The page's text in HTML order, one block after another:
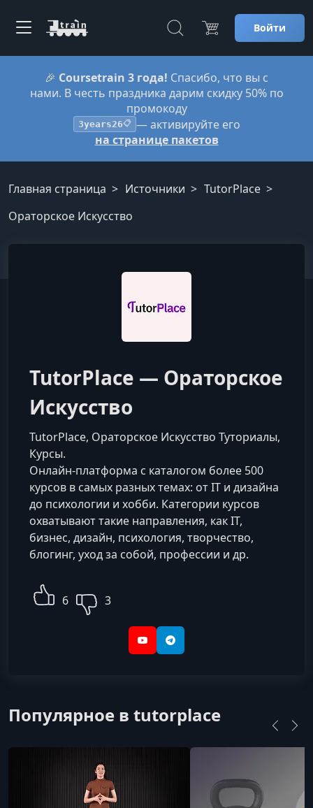
Войти
🎉 Coursetrain 3 года! Спасибо, что вы с
нами. В честь праздника дарим скидку 50% по
промокоду
3years26📋 — активируйте его
на странице пакетов
Главная страница Источники
TutorPlace
Ораторское Искусство
TutorPlace — Ораторское
Искусство
TutorPlace, Ораторское Искусство Туториалы,
Курсы.
Онлайн-платформа с каталогом более 500
курсов в самых разных темах: от IT и дизайна
до психологии и хобби. Категории курсов
охватывают такие направления, как IT,
бизнес, дизайн, психология, творчество,
блогинг, уход за собой, профессии и др.
6 3
YouTubeTelegram
Популярное в tutorplace